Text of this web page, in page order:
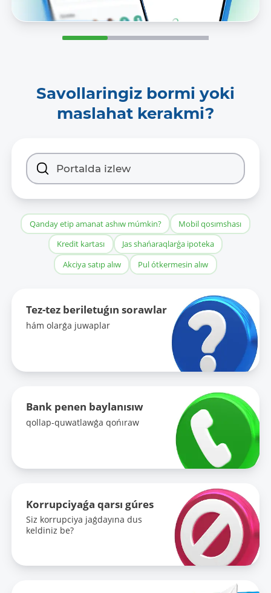
Savollaringiz bormi yoki
maslahat kerakmi?
Qanday etip amanat ashıw múmkin?
Mobil qosımshası
Kredit kartası
Jas shańaraqlarǵa ipoteka
Akciya satıp alıw
Pul ótkermesin alıw
Tez-tez beriletuǵın sorawlar
hám olarǵa juwaplar
Bank penen baylanısıw
qollap-quwatlawǵa qońıraw
Korrupciyaǵa qarsı gúres
Siz korrupciya jaǵdayına dus
keldiniz be?